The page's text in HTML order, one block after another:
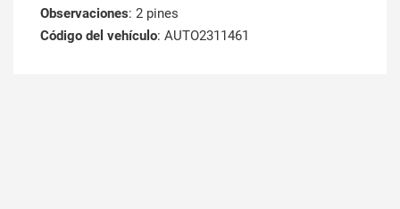
Observaciones: 2 pines
Código del vehículo: AUTO2311461